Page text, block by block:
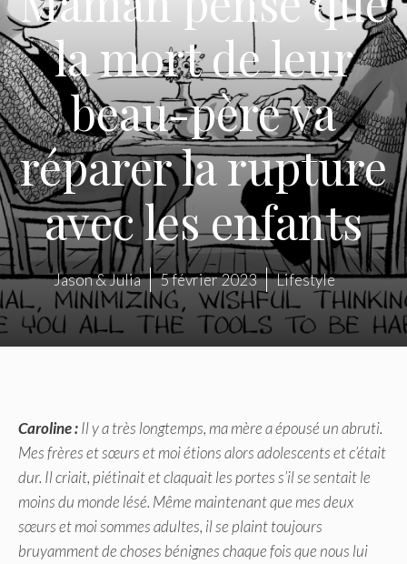
la mort de leur
beau-père va
réparer la rupture
avec les enfants
Jason & Julia 5 février 2023 Lifestyle
Caroline :Il y a très longtemps, ma mère a épousé un abruti.
Mes frères et sœurs et moi étions alors adolescents et c’était
dur. Il criait, piétinait et claquait les portes s’il se sentait le
moins du monde lésé. Même maintenant que mes deux
sœurs et moi sommes adultes, il se plaint toujours
bruyamment de choses bénignes chaque fois que nous lui